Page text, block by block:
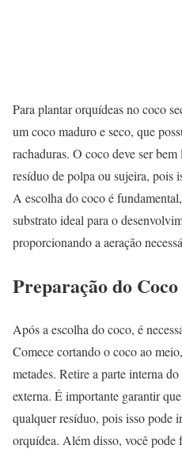
Para plantar orquídeas no coco
um coco maduro e seco, que
rachaduras. O coco deve ser
resíduo de polpa ou sujeira, pois
A escolha do coco é
substrato ideal para o
proporcionando a aeração
Preparação do Coco
Após a escolha do coco, é
Comece cortando o coco ao
metades. Retire a parte interna
externa. É importante garantir
qualquer resíduo, pois isso pode
orquídea. Além disso, você